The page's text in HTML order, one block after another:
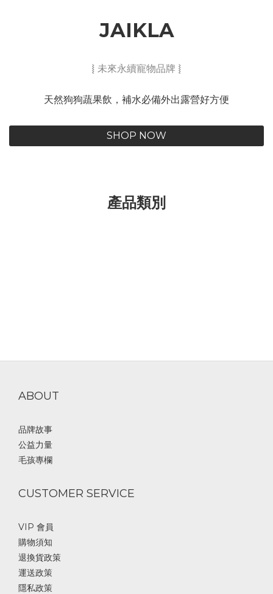
JAIKLA
⦚ 未來永續寵物品牌 ⦚
天然狗狗蔬果飲，補水必備外出露營好方便
SHOP NOW
產品類別
ABOUT
品牌故事
公益力量
毛孩專欄
CUSTOMER SERVICE
VIP 會員
購物須知
退換貨政策
運送政策
隱私政策